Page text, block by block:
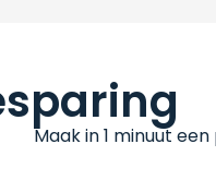
Maak in 1 minuut